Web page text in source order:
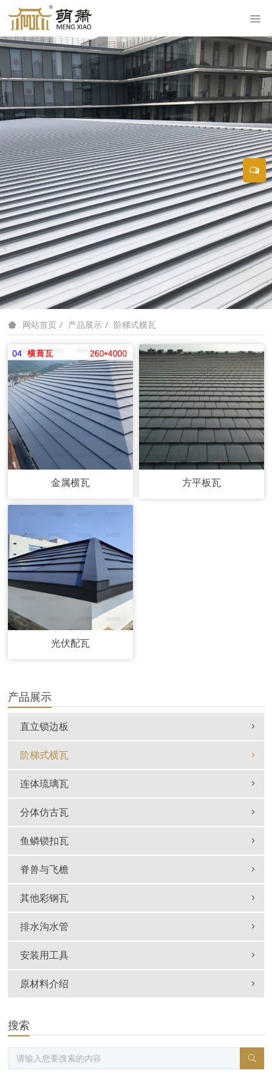
网站首页 产品展示 阶梯式横瓦
金属横瓦 方平板瓦
光伏配瓦
产品展示
直立锁边板
阶梯式横瓦
连体琉璃瓦
分体仿古瓦
鱼鳞锁扣瓦
脊兽与飞檐
其他彩钢瓦
排水沟水管
安装用工具
原材料介绍
搜索